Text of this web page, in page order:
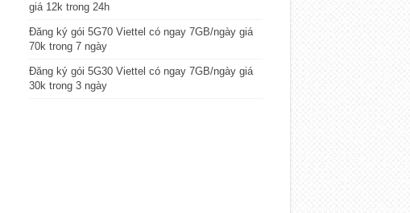
giá 12k trong 24h
Đăng ký gói 5G70 Viettel có ngay 7GB/ngày giá
70k trong 7 ngày
Đăng ký gói 5G30 Viettel có ngay 7GB/ngày giá
30k trong 3 ngày